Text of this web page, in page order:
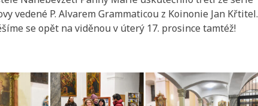
vedené P. Alvarem Grammaticou z Koinonie Jan Křtitel.
se opět na viděnou v úterý 17. prosince tamtéž!